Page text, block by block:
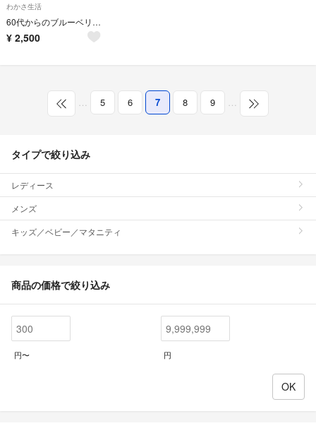
わかさ生活
60代からのブルーベリーアイ
¥ 2,500
… 5 6 7 8 9 …
タイプで絞り込み
レディース
メンズ
キッズ／ベビー／マタニティ
商品の価格で絞り込み
円〜 円